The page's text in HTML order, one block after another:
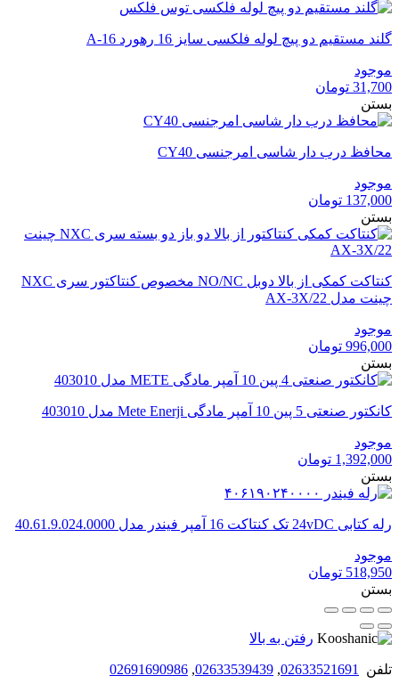
گلند مستقیم دو پیچ لوله فلکسی سایز 16 رهورد A-16
موجود
31,700 تومان
بستن
محافظ درب دار شاسی امرجنسی CY40
موجود
137,000 تومان
بستن
کنتاکت کمکی از بالا دوبل NO/NC مخصوص کنتاکتور سری NXC
چینت مدل AX-3X/22
موجود
996,000 تومان
بستن
کانکتور صنعتی 5 پین 10 آمپر مادگی Mete Enerji مدل 403010
موجود
1,392,000 تومان
بستن
رله کتابی 24vDC تک کنتاکت 16 آمپر فیندر مدل 40.61.9.024.0000
موجود
518,950 تومان
بستن
رفتن به بالا
تلفن 02633521691
,
02633539439
,
02691690986